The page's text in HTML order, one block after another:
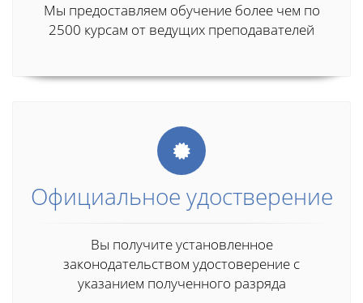
Мы предоставляем обучение более чем по
2500 курсам от ведущих преподавателей
Официальное удостверение
Вы получите установленное
законодательством удостоверение с
указанием полученного разряда